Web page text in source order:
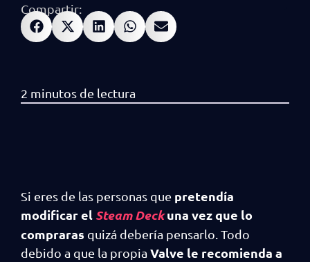
Compartir:
Si eres de las personas que pretendía
modificar el Steam Deckuna vez que lo
compraras quizá debería pensarlo. Todo
debido a que la propia Valve le recomienda a